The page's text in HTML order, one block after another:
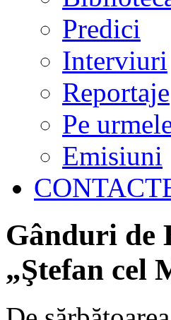
Predici
Interviuri
Reportaje
Pe
Emisiuni
Gânduri de
„Ştefan cel